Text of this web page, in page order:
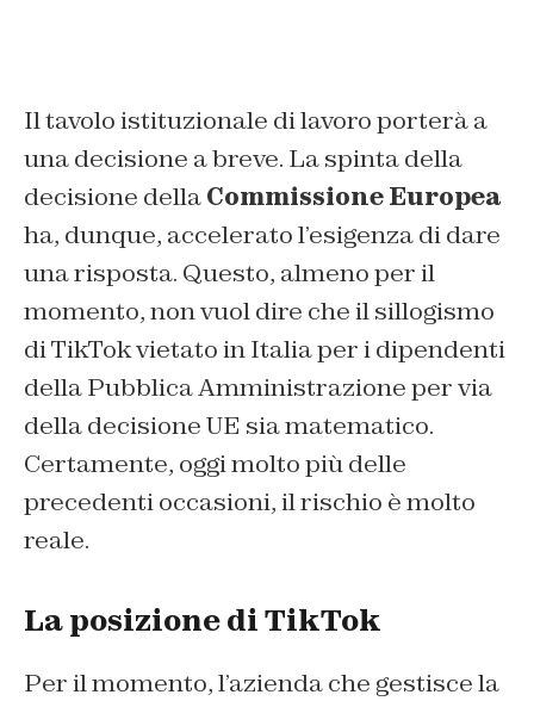
Il tavolo istituzionale di lavoro porterà a
una decisione a breve. La spinta della
decisione dellaCommissione Europea
ha, dunque, accelerato l’esigenza di dare
una risposta. Questo, almeno per il
momento, non vuol dire che il sillogismo
di TikTok vietato in Italia per i dipendenti
della Pubblica Amministrazione per via
della decisione UE sia matematico.
Certamente, oggi molto più delle
precedenti occasioni, il rischio è molto
reale.
La posizione di TikTok
Per il momento, l’azienda che gestisce la